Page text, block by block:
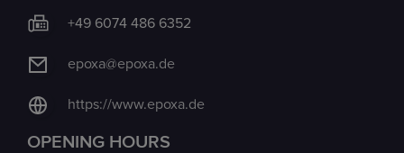
+49 6074 486 6352
epoxa@epoxa.de
https://www.epoxa.de
OPENING HOURS